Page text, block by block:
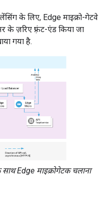
के लिए, Edge माइक्रो-गेटवे
के ज़रिए फ़्रंट-एंड किया जा
गया है.
Edge माइक्रोगेटक चलाना